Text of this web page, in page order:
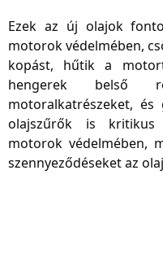
Ezek az új olajok
motorok védelmében,
kopást, hűtik a
hengerek belső
motoralkatrészeket,
olajszűrők is kritikus
motorok védelmében,
szennyeződéseket az